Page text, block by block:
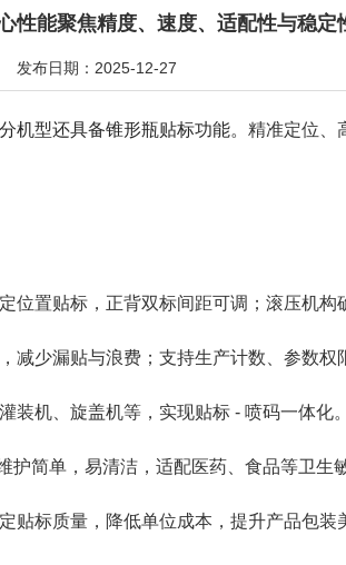
性能聚焦精度、速度、适配性与稳定
发布日期：2025-12-27
机型还具备锥形瓶贴标功能。 精准定位、
置贴标，正背双标间距可调；滚压机构
少漏贴与浪费；支持生产计数、参数权
机、旋盖机等，实现贴标 - 喷码一体化。
简单，易清洁，适配医药、食品等卫生
标质量，降低单位成本，提升产品包装